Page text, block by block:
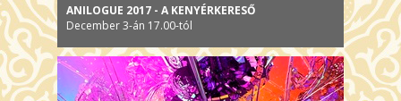
ANILOGUE 2017 - A KENYÉRKERESŐ
December 3-án 17.00-tól